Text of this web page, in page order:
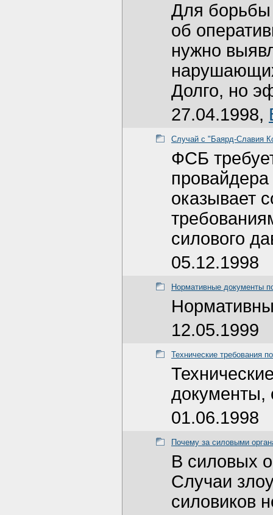
Для
об
нужно
Долго, но
27.04.1998,
Случай с "Баярд-Славия
ФСБ
провайдера
оказывает
силового
05.12.1998
Нормативные документы
12.05.1999
Технические требования
документы,
01.06.1998
Почему за силовыми
В силовых
Случаи
силовиков